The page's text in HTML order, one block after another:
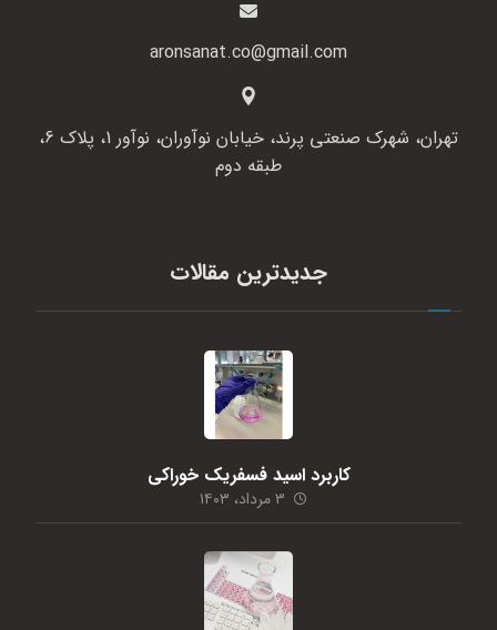
aronsanat.co@gmail.com
تهران، شهرک صنعتی پرند، خیابان نوآوران، نوآور 1، پلاک 6،
طبقه دوم
جدیدترین مقالات
کاربرد اسید فسفریک خوراکی
۳ مرداد، ۱۴۰۳